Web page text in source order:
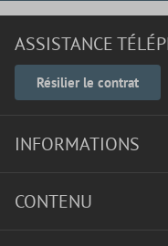
ASSISTANCE
Résilier le contrat
INFORMATIONS
CONTENU